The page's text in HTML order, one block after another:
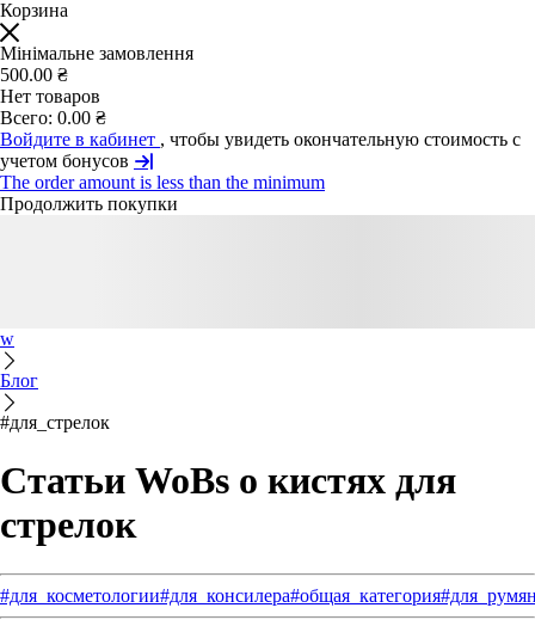
Корзина
Мінімальне замовлення
500.00 ₴
Нет товаров
Всего: 0.00 ₴
Войдите в кабинет , чтобы увидеть окончательную стоимость с
учетом бонусов
The order amount is less than the minimum
Продолжить покупки
w
Блог
#для_стрелок
Статьи WoBs о кистях для
стрелок
#для_косметологии#для_консилера#общая_категория